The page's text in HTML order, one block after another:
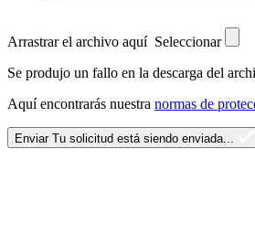
Arrastrar el archivo aquí Seleccionar
Se produjo un fallo en la descarga del
Aquí encontrarás nuestra normas de
Enviar Tu solicitud está siendo enviada...